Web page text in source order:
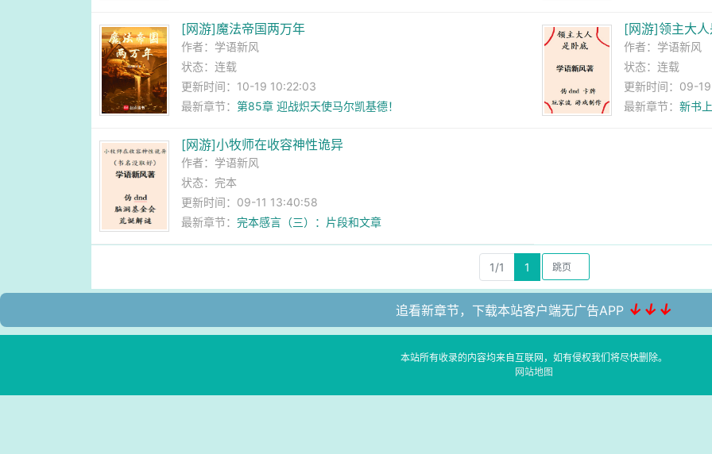
[网游]魔法帝国两万年
作者： 学语新风
状态：连载
更新时间：10-19 10:22:03
最新章节：第85章 迎战炽天使马尔凯基德！
[网游]领主大
作者： 学语新风
状态：连载
更新时间：09-
最新章节： 新书
[网游]小牧师在收容神性诡异
作者： 学语新风
状态：完本
更新时间：09-11 13:40:58
最新章节：完本感言（三）：片段和文章
1/1 1
追看新章节，下载本站客户端无广告APP ↓↓↓
本站所有收录的内容均来自互联网，如有侵权我们将尽快删除。
网站地图